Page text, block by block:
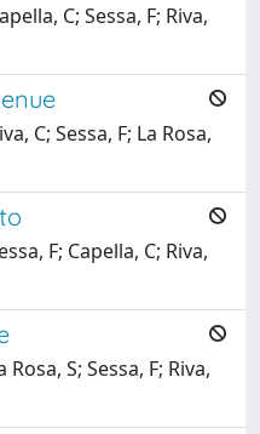
C; Sessa, F; Riva,
C; Sessa, F; La Rosa,
F; Capella, C; Riva,
S; Sessa, F; Riva,